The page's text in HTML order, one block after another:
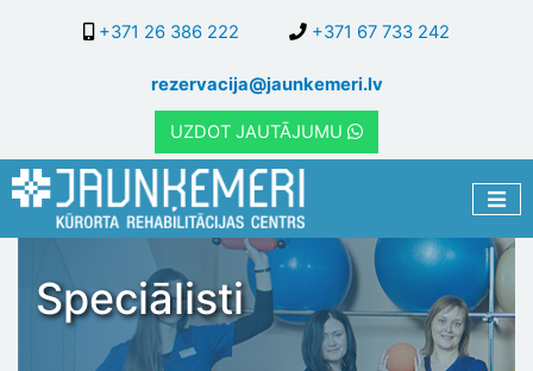
galveno
saturu
+371 26 386 222 +371 67 733 242
rezervacija@jaunkemeri.lv
UZDOT JAUTĀJUMU
Speciālisti